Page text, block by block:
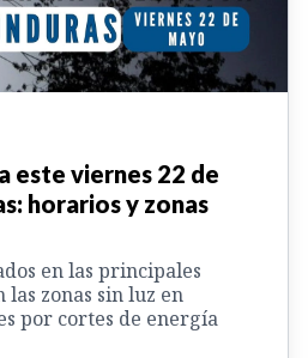
este viernes 22 de
horarios y zonas
en las principales
las zonas sin luz en
por cortes de energía